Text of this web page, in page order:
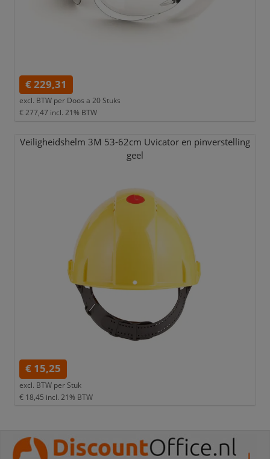
€ 229,31
excl. BTW per Doos a 20 Stuks
€ 277,47 incl. 21% BTW
Veiligheidshelm 3M 53-62cm Uvicator en pinverstelling
geel
€ 15,25
excl. BTW per Stuk
€ 18,45 incl. 21% BTW